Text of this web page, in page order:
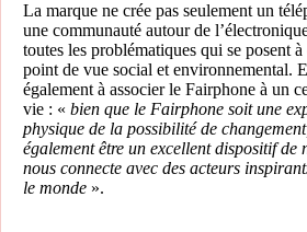
La marque ne crée pas seulement un
une communauté autour de
toutes les problématiques qui se posent à
point de vue social et environnemental.
également à associer le Fairphone à un
vie : « bien que le Fairphone soit une
physique de la possibilité de
également être un excellent dispositif
nous connecte avec des acteurs
le monde ».